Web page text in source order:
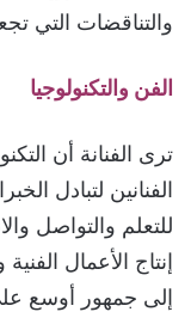
والتناقضات التي
الفن والتكنولوجيا
ترى الفنانة أن
الفنانين لتبادل
للتعلم والتواصل
إنتاج الأعمال
إلى جمهور أوسع